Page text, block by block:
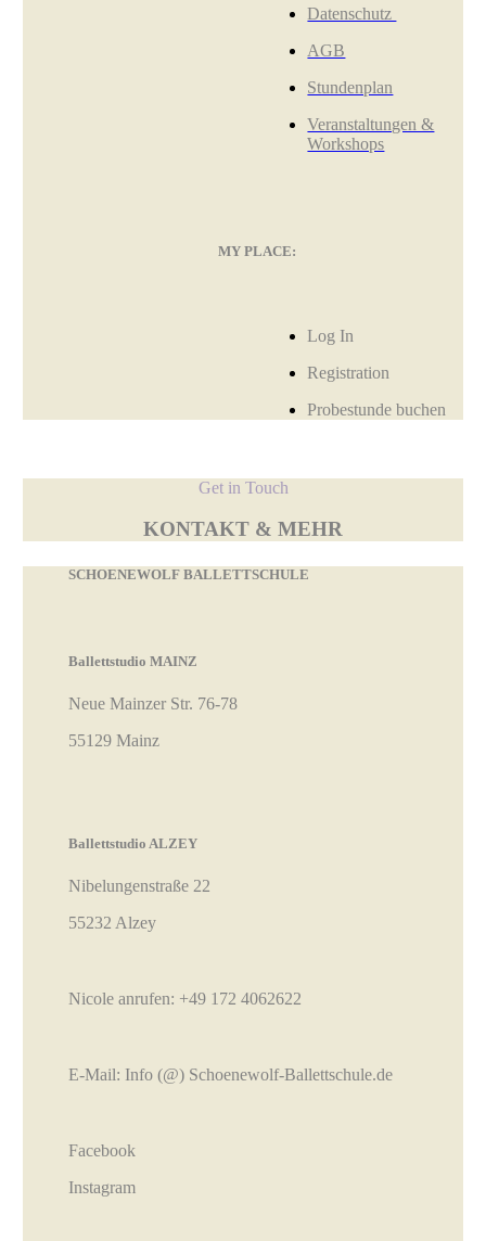
Datenschutz
AGB
Stundenplan
Veranstaltungen &
Workshops
MY PLACE:
Log In
Registration
Probestunde buchen
Get in Touch
KONTAKT & MEHR
SCHOENEWOLF BALLETTSCHULE
Ballettstudio MAINZ
Neue Mainzer Str. 76-78
55129 Mainz
Ballettstudio ALZEY
Nibelungenstraße 22
55232 Alzey
Nicole anrufen: +49 172 4062622
E-Mail: Info (@) Schoenewolf-Ballettschule.de
Facebook
Instagram